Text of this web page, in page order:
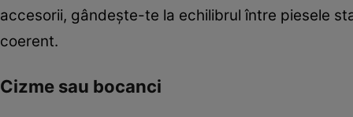
accesorii, gândește-te la echilibrul între piesele
coerent.
Cizme sau bocanci